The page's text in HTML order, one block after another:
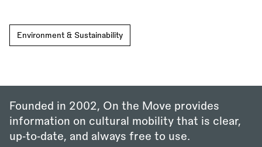
Environment & Sustainability
Founded in 2002, On the Move provides
information on cultural mobility that is clear,
up‑to‑date, and always free to use.